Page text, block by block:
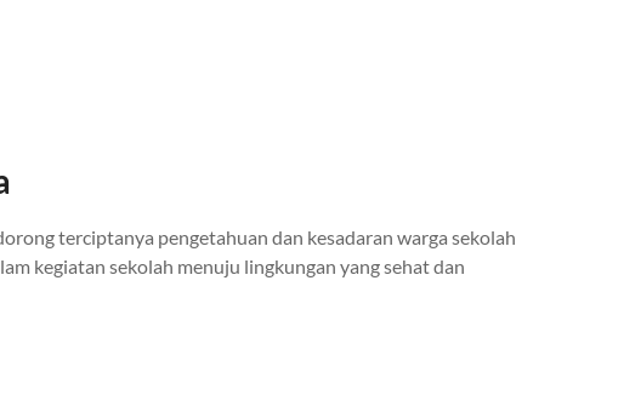
terciptanya pengetahuan dan kesadaran warga sekolah
kegiatan sekolah menuju lingkungan yang sehat dan